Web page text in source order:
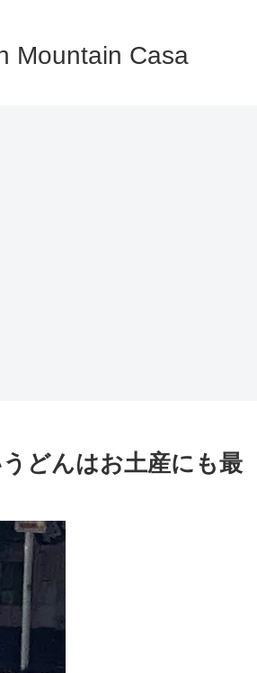
Mountain Casa
どんはお土産にも最